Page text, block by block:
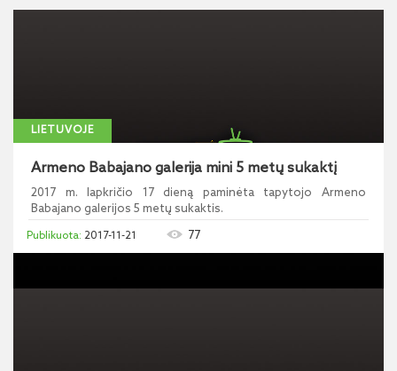
LIETUVOJE
Armeno Babajano galerija mini 5 metų sukaktį
2017 m. lapkričio 17 dieną paminėta tapytojo Armeno
Babajano galerijos 5 metų sukaktis.
2017-11-21 77